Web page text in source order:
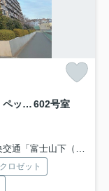
グランガーデン東戸塚【仲介手数料無料】ペット可♪ 602号室
下（バス）」 停歩7分
ロゼット